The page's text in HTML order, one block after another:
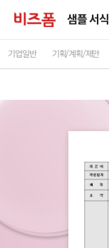
샘플 서식
기업일반 기획/계획/제안